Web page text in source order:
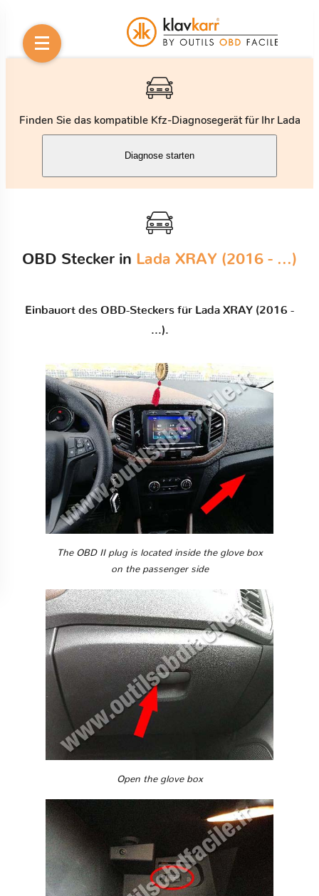
Finden Sie das kompatible Kfz-Diagnosegerät für Ihr Lada
Diagnose starten
OBD Stecker in Lada XRAY (2016 - ...)
Einbauort des OBD-Steckers für Lada XRAY (2016 -
...).
The OBD II plug is located inside the glove box
on the passenger side
Open the glove box